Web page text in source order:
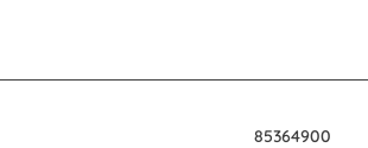
85364900